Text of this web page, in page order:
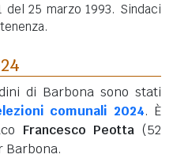
del 25 marzo 1993. Sindaci
di Barbona sono stati
comunali 2024. È
Francesco Peotta (52
Barbona.